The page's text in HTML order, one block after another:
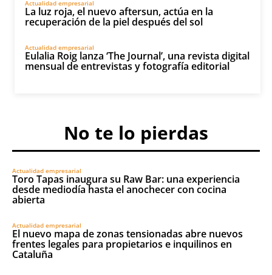
Actualidad empresarial
La luz roja, el nuevo aftersun, actúa en la
recuperación de la piel después del sol
Actualidad empresarial
Eulalia Roig lanza ‘The Journal’, una revista digital
mensual de entrevistas y fotografía editorial
No te lo pierdas
Actualidad empresarial
Toro Tapas inaugura su Raw Bar: una experiencia
desde mediodía hasta el anochecer con cocina
abierta
Actualidad empresarial
El nuevo mapa de zonas tensionadas abre nuevos
frentes legales para propietarios e inquilinos en
Cataluña